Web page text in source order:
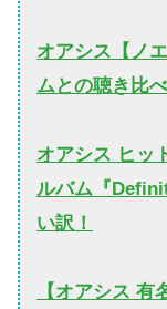
オアシス【ノ
ムとの聴き比
オアシス ヒッ
ルバム『
い訳！
【オアシス